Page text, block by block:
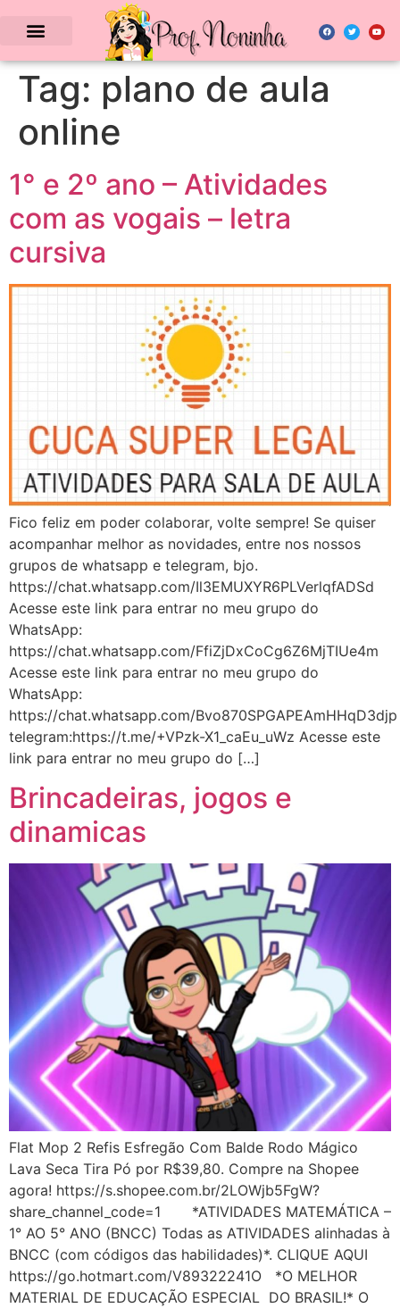
Tag: plano de aula
online
1° e 2º ano – Atividades
com as vogais – letra
cursiva
Fico feliz em poder colaborar, volte sempre! Se quiser
acompanhar melhor as novidades, entre nos nossos
grupos de whatsapp e telegram, bjo.
https://chat.whatsapp.com/Il3EMUXYR6PLVerlqfADSd
Acesse este link para entrar no meu grupo do
WhatsApp:
https://chat.whatsapp.com/FfiZjDxCoCg6Z6MjTIUe4m
Acesse este link para entrar no meu grupo do
WhatsApp:
https://chat.whatsapp.com/Bvo870SPGAPEAmHHqD3djp
telegram:https://t.me/+VPzk-X1_caEu_uWz Acesse este
link para entrar no meu grupo do […]
Brincadeiras, jogos e
dinamicas
Flat Mop 2 Refis Esfregão Com Balde Rodo Mágico
Lava Seca Tira Pó por R$39,80. Compre na Shopee
agora! https://s.shopee.com.br/2LOWjb5FgW?
share_channel_code=1 *ATIVIDADES MATEMÁTICA –
1° AO 5° ANO (BNCC) Todas as ATIVIDADES alinhadas à
BNCC (com códigos das habilidades)*. CLIQUE AQUI
https://go.hotmart.com/V89322241O *O MELHOR
MATERIAL DE EDUCAÇÃO ESPECIAL DO BRASIL!* O